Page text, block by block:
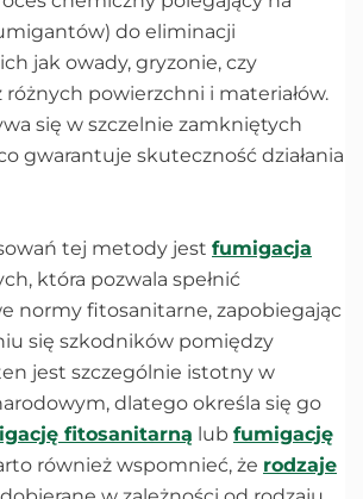
do eliminacji
jak owady, gryzonie, czy
powierzchni i materiałów.
się w szczelnie zamkniętych
gwarantuje skuteczność działania
tej metody jest fumigacja
która pozwala spełnić
normy fitosanitarne, zapobiegając
się szkodników pomiędzy
jest szczególnie istotny w
dlatego określa się go
fitosanitarną lub fumigację
również wspomnieć, że rodzaje